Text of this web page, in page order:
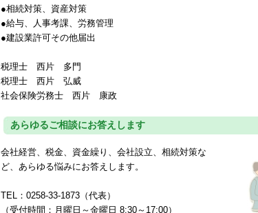
●相続対策、資産対策
●給与、人事考課、労務管理
●建設業許可その他届出
税理士 西片 多門
税理士 西片 弘威
社会保険労務士 西片 康政
あらゆるご相談にお答えします
会社経営、税金、資金繰り、会社設立、相続対策な
ど、あらゆる悩みにお答えします。
TEL：0258-33-1873（代表）
（受付時間：月曜日～金曜日 8:30～17:00）